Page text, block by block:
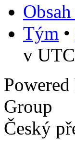
Tým •
v
Group
Český